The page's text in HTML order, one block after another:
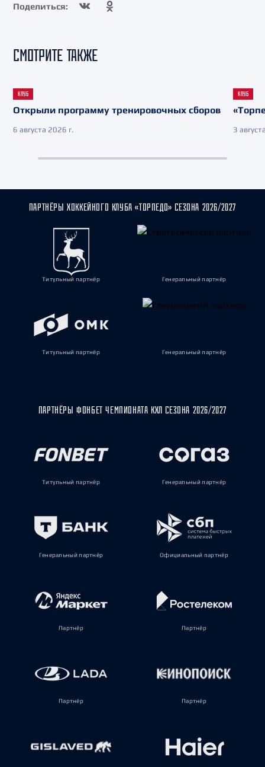
Поделиться:
СМОТРИТЕ ТАКЖЕ
КЛУБ
Открыли программу тренировочных сборов
6 августа 2026 г.
КЛУБ
3
ПАРТНЁРЫ ХОККЕЙНОГО КЛУБА «ТОРПЕДО» СЕЗОНА 2026/2027
Титульный партнёр Генеральный партнёр
Титульный партнёр Генеральный партнёр
ПАРТНЁРЫ ФОНБЕТ ЧЕМПИОНАТА КХЛ СЕЗОНА 2026/2027
Титульный партнёр Генеральный партнёр
Генеральный партнёр Официальный партнёр
Партнёр Партнёр
Партнёр Партнёр